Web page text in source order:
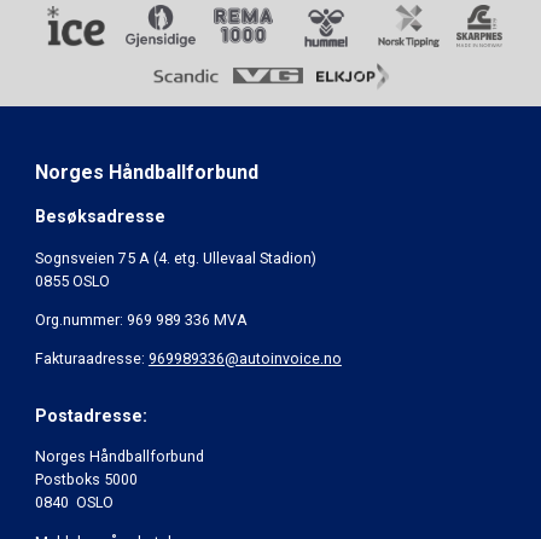
Norges Håndballforbund
Besøksadresse
Sognsveien 75 A (4. etg. Ullevaal Stadion)
0855 OSLO
Org.nummer: 969 989 336 MVA
Fakturaadresse: 969989336@autoinvoice.no
Postadresse:
Norges Håndballforbund
Postboks 5000
0840 OSLO